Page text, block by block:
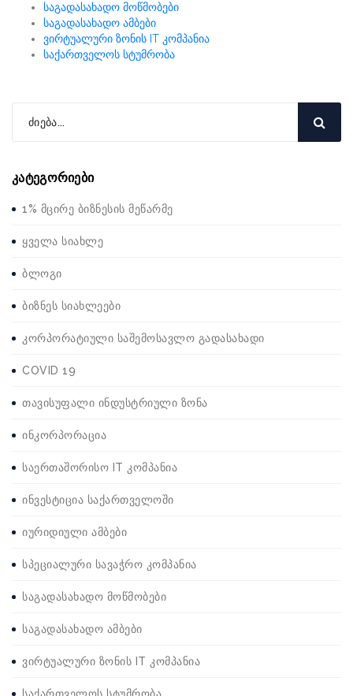
საგადასახადო მოწმობები
საგადასახადო ამბები
ვირტუალური ზონის IT კომპანია
საქართველოს სტუმრობა
კატეგორიები
1% მცირე ბიზნესის მეწარმე
ყველა სიახლე
ბლოგი
ბიზნეს სიახლეები
კორპორატიული საშემოსავლო გადასახადი
COVID 19
თავისუფალი ინდუსტრიული ზონა
ინკორპორაცია
საერთაშორისო IT კომპანია
ინვესტიცია საქართველოში
იურიდიული ამბები
სპეციალური სავაჭრო კომპანია
საგადასახადო მოწმობები
საგადასახადო ამბები
ვირტუალური ზონის IT კომპანია